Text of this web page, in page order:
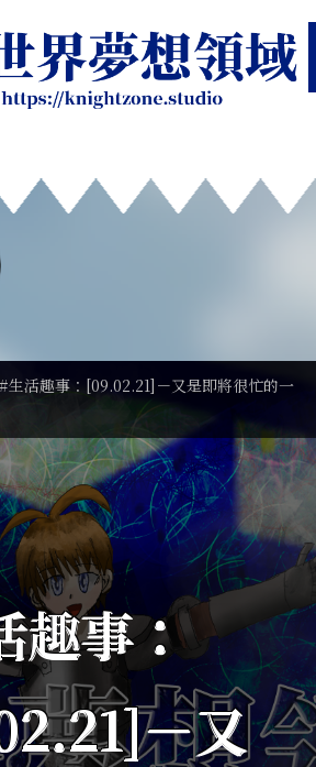
生活趣事：[09.02.21]－又是即將很忙的一
趣事：
－又